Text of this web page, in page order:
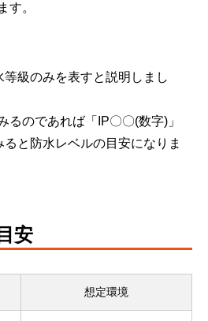
す。
等級のみを表すと説明しまし
るのであれば「IP〇〇(数字)」
と防水レベルの目安になりま
安
想定環境